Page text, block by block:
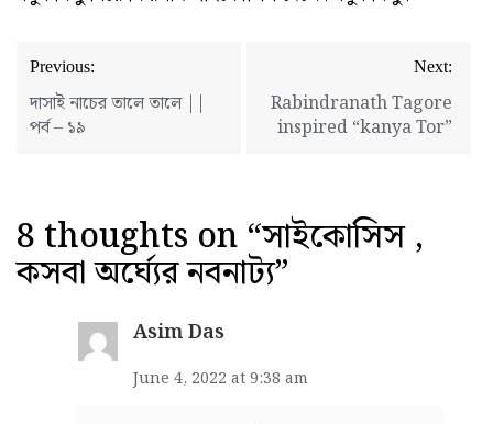
Post
navigation
Previous:
দাসাই নাচের তালে তালে ||
পর্ব – ১৯
Next:
Rabindranath Tagore
inspired “kanya Tor”
8 thoughts on “সাইকোসিস ,
কসবা অর্ঘ‍্যের নবনাট্য”
Asim Das
June 4, 2022 at 9:38 am